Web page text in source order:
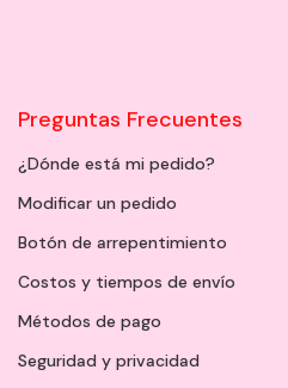
Preguntas Frecuentes
¿Dónde está mi pedido?
Modificar un pedido
Botón de arrepentimiento
Costos y tiempos de envío
Métodos de pago
Seguridad y privacidad